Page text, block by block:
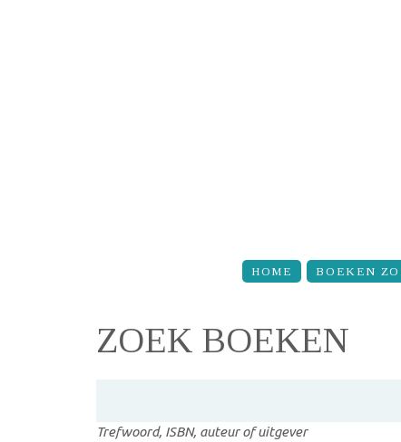
HOME BOEKEN
ZOEK BOEKEN
Trefwoord, ISBN, auteur of uitgever